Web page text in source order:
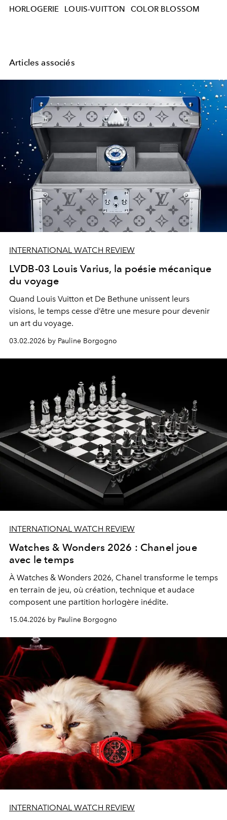
HORLOGERIE
LOUIS-VUITTON COLOR BLOSSOM
Articles associés
INTERNATIONAL WATCH REVIEW
LVDB-03 Louis Varius, la poésie mécanique
du voyage
Quand Louis Vuitton et De Bethune unissent leurs
visions, le temps cesse d’être une mesure pour devenir
un art du voyage.
03.02.2026 by Pauline Borgogno
INTERNATIONAL WATCH REVIEW
Watches & Wonders 2026 : Chanel joue
avec le temps
À Watches & Wonders 2026, Chanel transforme le temps
en terrain de jeu, où création, technique et audace
composent une partition horlogère inédite.
15.04.2026 by Pauline Borgogno
INTERNATIONAL WATCH REVIEW